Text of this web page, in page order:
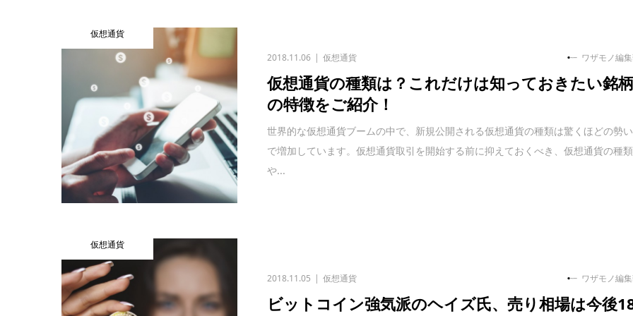
仮想通貨
2018.11.06 仮想通貨 ワザモノ編
仮想通貨の種類は？これだけは知っておきたい銘柄
の特徴をご紹介！
世界的な仮想通貨ブームの中で、新規公開される仮想通貨の種類は驚くほどの勢い
で増加しています。仮想通貨取引を開始する前に抑えておくべき、仮想通貨の種類
や...
仮想通貨
2018.11.05 仮想通貨 ワザモノ編
ビットコイン強気派のヘイズ氏、売り相場は今後